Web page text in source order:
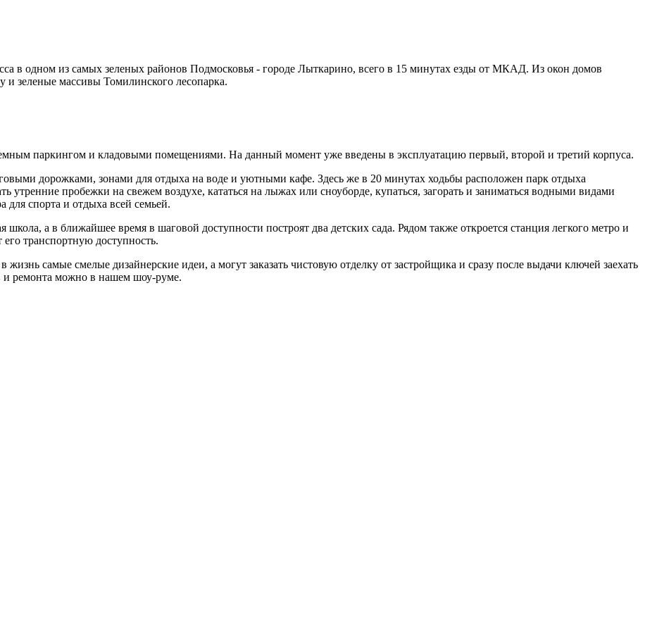
в одном из самых зеленых районов Подмосковья - городе Лыткарино, всего в 15 минутах езды от МКАД. Из окон домов
зеленые массивы Томилинского лесопарка.
паркингом и кладовыми помещениями. На данный момент уже введены в эксплуатацию первый, второй и третий корпуса.
дорожками, зонами для отдыха на воде и уютными кафе. Здесь же в 20 минутах ходьбы расположен парк отдыха
пробежки на свежем воздухе, кататься на лыжах или сноуборде, купаться, загорать и заниматься водными видами
для спорта и отдыха всей семьей.
а в ближайшее время в шаговой доступности построят два детских сада. Рядом также откроется станция легкого метро и
транспортную доступность.
самые смелые дизайнерские идеи, а могут заказать чистовую отделку от застройщика и сразу после выдачи ключей заехать
и ремонта можно в нашем шоу-руме.